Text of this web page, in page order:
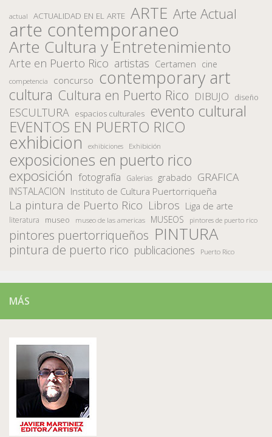
actual ACTUALIDAD EN EL ARTE ARTE Arte Actual
arte contemporaneo
Arte Cultura y Entretenimiento
Arte en Puerto Rico artistas Certamen cine
competencia concurso contemporary art
cultura Cultura en Puerto Rico DIBUJO diseño
ESCULTURA espacios culturales evento cultural
EVENTOS EN PUERTO RICO
exhibicion exhibiciones Exhibición
exposiciones en puerto rico
exposición fotografía Galerias grabado GRAFICA
INSTALACION Instituto de Cultura Puertorriqueña
La pintura de Puerto Rico Libros Liga de arte
literatura museo museo de las americas MUSEOS pintores de puerto rico
pintores puertorriqueños PINTURA
pintura de puerto rico publicaciones Puerto Rico
MÁS